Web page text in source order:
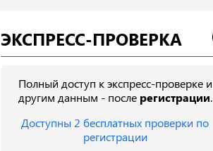
ЭКСПРЕСС-ПРОВЕРКА
Полный доступ к экспресс-проверке и
другим данным - после регистрации.
Доступны 2 бесплатных проверки по
регистрации